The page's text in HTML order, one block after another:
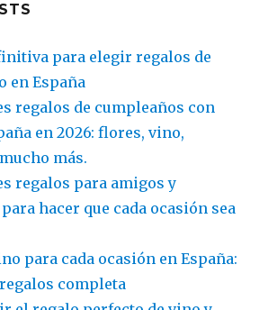
para elegir regalos de
en España
regalos de cumpleaños con
en 2026: flores, vino,
más.
regalos para amigos y
hacer que cada ocasión sea
para cada ocasión en España:
completa